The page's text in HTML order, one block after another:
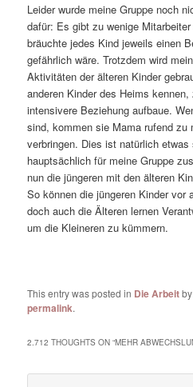
Leider wurde meine Gruppe noch
dafür: Es gibt zu wenige
bräuchte jedes Kind jeweils einen
gefährlich wäre. Trotzdem wird
Aktivitäten der älteren Kinder
anderen Kinder des Heims
intensivere Beziehung aufbaue.
sind, kommen sie Mama rufend zu
verbringen. Dies ist natürlich
hauptsächlich für meine Gruppe
nun die jüngeren mit den älteren
So können die jüngeren Kinder vor
doch auch die Älteren lernen
um die Kleineren zu kümmern.
This entry was posted in Die Arbeit
permalink.
2.712 THOUGHTS ON “MEHR